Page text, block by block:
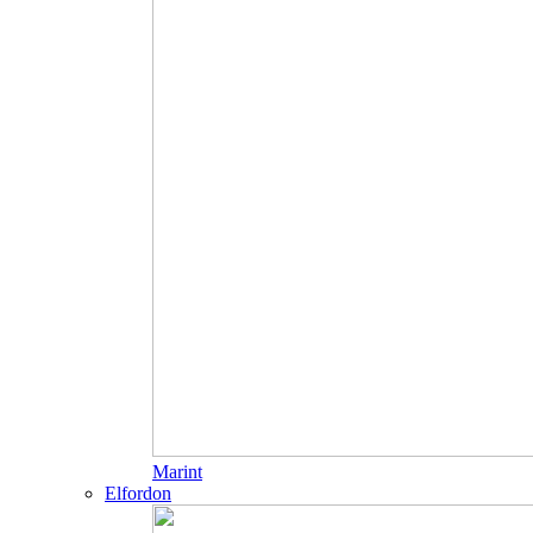
Marint
Elfordon